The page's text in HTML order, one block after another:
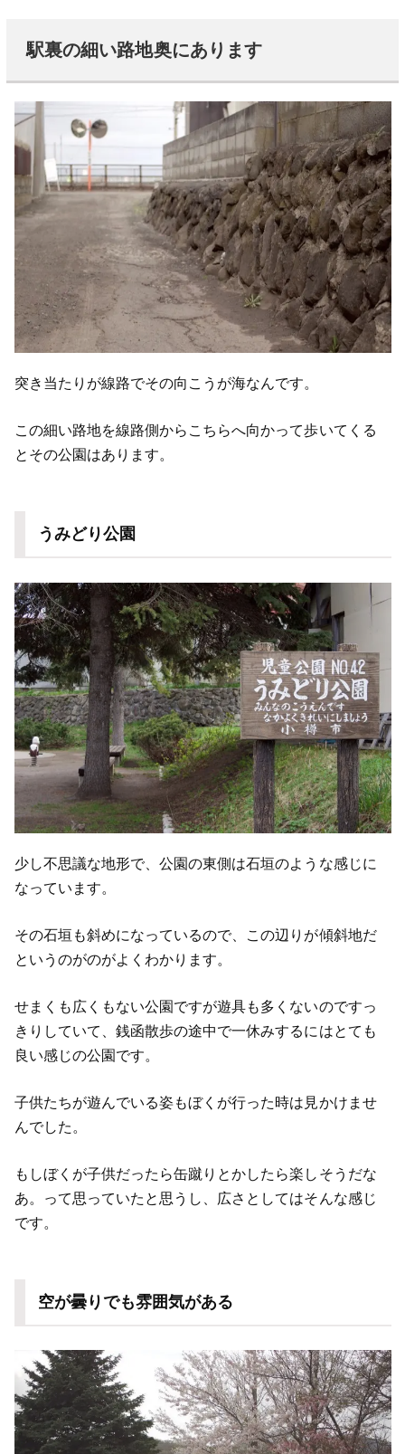
駅裏の細い路地奥にあります
突き当たりが線路でその向こうが海なんです。
この細い路地を線路側からこちらへ向かって歩いてくる
とその公園はあります。
うみどり公園
少し不思議な地形で、公園の東側は石垣のような感じに
なっています。
その石垣も斜めになっているので、この辺りが傾斜地だ
というのがのがよくわかります。
せまくも広くもない公園ですが遊具も多くないのですっ
きりしていて、銭函散歩の途中で一休みするにはとても
良い感じの公園です。
子供たちが遊んでいる姿もぼくが行った時は見かけませ
んでした。
もしぼくが子供だったら缶蹴りとかしたら楽しそうだな
あ。って思っていたと思うし、広さとしてはそんな感じ
です。
空が曇りでも雰囲気がある